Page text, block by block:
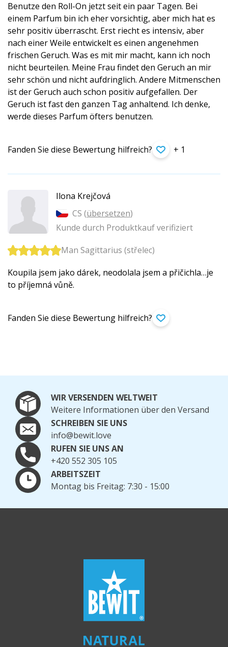
Benutze den Roll-On jetzt seit ein paar Tagen. Bei
einem Parfum bin ich eher vorsichtig, aber mich hat es
sehr positiv überrascht. Erst riecht es intensiv, aber
nach einer Weile entwickelt es einen angenehmen
frischen Geruch. Was es mit mir macht, kann ich noch
nicht beurteilen. Meine Frau findet den Geruch an mir
sehr schön und nicht aufdringlich. Andere Mitmenschen
ist der Geruch auch schon positiv aufgefallen. Der
Geruch ist fast den ganzen Tag anhaltend. Ich denke,
werde dieses Parfum öfters benutzen.
Fanden Sie diese Bewertung hilfreich? + 1
Ilona Krejčová
CS (übersetzen)
Kunde durch Produktkauf verifiziert
Man Sagittarius (střelec)
Koupila jsem jako dárek, neodolala jsem a přičichla…je
to příjemná vůně.
Fanden Sie diese Bewertung hilfreich?
WIR VERSENDEN WELTWEIT
Weitere Informationen über den Versand
SCHREIBEN SIE UNS
info@bewit.love
RUFEN SIE UNS AN
+420 552 305 105
ARBEITSZEIT
Montag bis Freitag: 7:30 - 15:00